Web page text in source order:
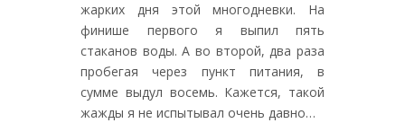
жарких дня этой многодневки. На
финише первого я выпил пять
стаканов воды. А во второй, два раза
пробегая через пункт питания, в
сумме выдул восемь. Кажется, такой
жажды я не испытывал очень давно…